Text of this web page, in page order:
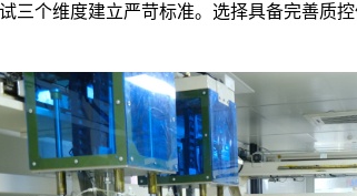
三个维度建立严苛标准。选择具备完善质